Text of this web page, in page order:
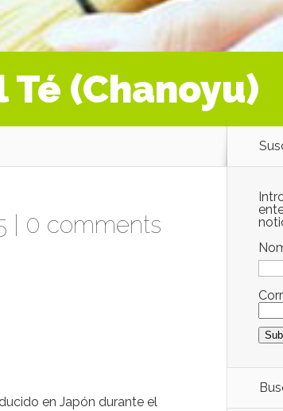
(Chanoyu)
| 0 comments
en Japón durante el